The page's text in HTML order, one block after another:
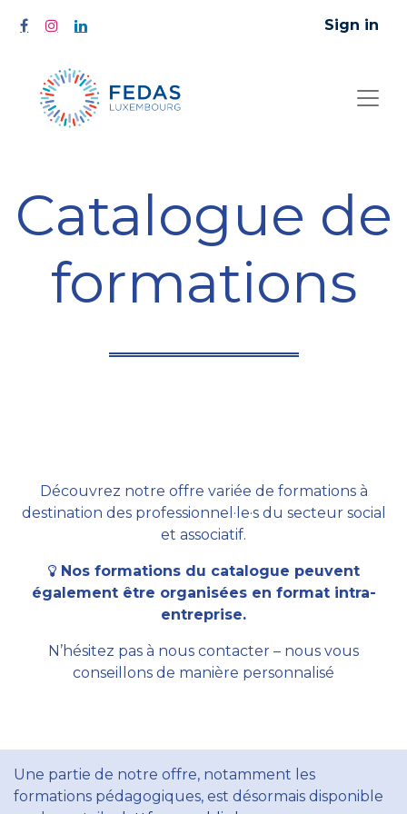
Sign in
Catalogue de
formations
Découvrez notre offre variée de formations à
destination des professionnel·le·s du secteur social
et associatif.
Nos formations du catalogue peuvent
également être organisées en format intra-
entreprise.
N’hésitez pas à nous contacter – nous vous
conseillons de manière personnalisé
Une partie de notre offre, notamment les
formations pédagogiques, est désormais disponible